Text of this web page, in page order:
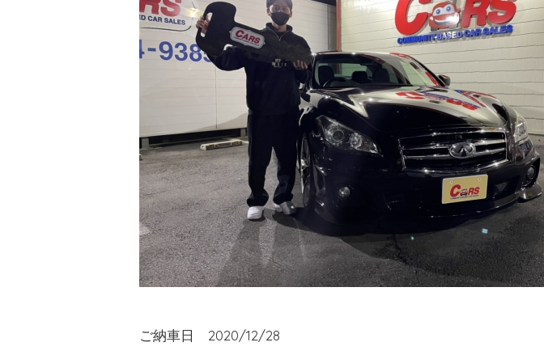
ご納車日 2020/12/28